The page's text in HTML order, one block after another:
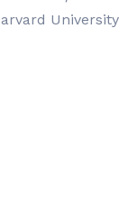
University